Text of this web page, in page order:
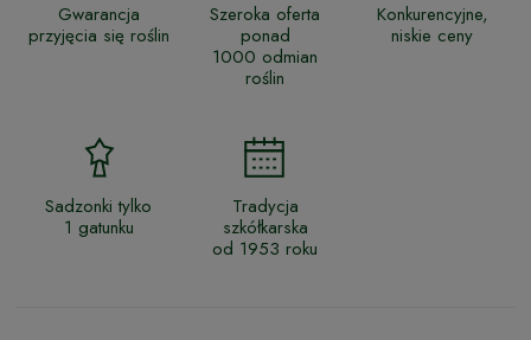
Gwarancja
przyjęcia się roślin
Szeroka oferta
ponad
1000 odmian
roślin
Konkurencyjne,
niskie ceny
Sadzonki tylko
1 gatunku
Tradycja
szkółkarska
od 1953 roku